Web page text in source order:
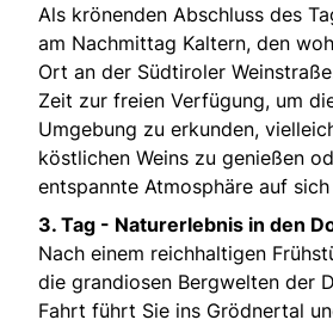
Als krönenden Abschluss des
am Nachmittag Kaltern, den
Ort an der Südtiroler
Zeit zur freien Verfügung, um
Umgebung zu erkunden,
köstlichen Weins zu genießen
entspannte Atmosphäre auf
3. Tag - Naturerlebnis in den
Nach einem reichhaltigen
die grandiosen Bergwelten der
Fahrt führt Sie ins Grödnertal